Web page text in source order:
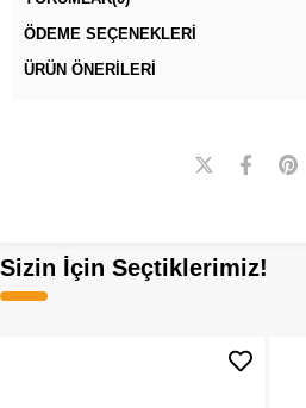
ÖDEME SEÇENEKLERI
ÜRÜN ÖNERILERI
Sizin İçin Seçtiklerimiz!